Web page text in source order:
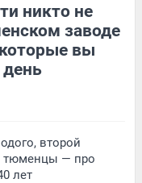
никто не
заводе
вы
второй
тюменцы — про
лет